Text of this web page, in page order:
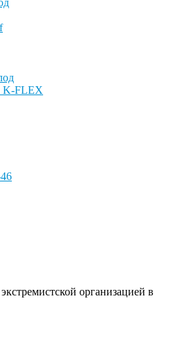
K-FLEX
организацией в